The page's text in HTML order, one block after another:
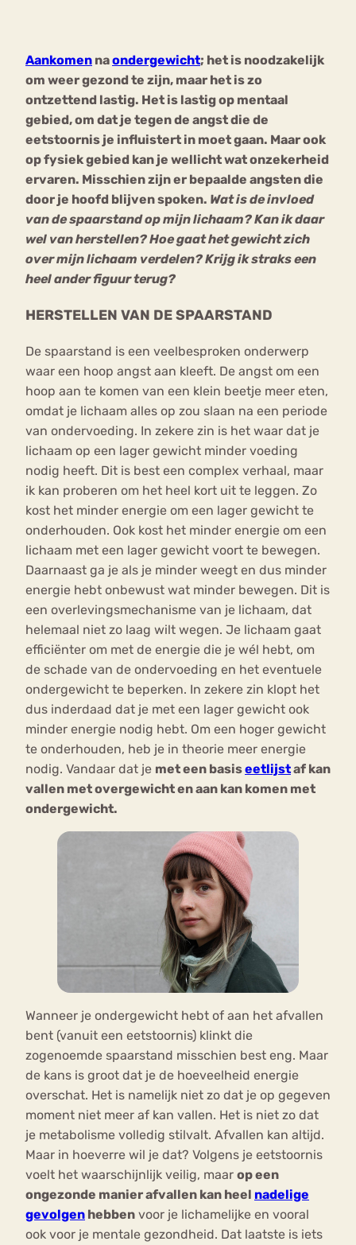
Aankomen naondergewicht; het is noodzakelijk
om weer gezond te zijn, maar het is zo
ontzettend lastig. Het is lastig op mentaal
gebied, om dat je tegen de angst die de
eetstoornis je influistert in moet gaan. Maar ook
op fysiek gebied kan je wellicht wat onzekerheid
ervaren. Misschien zijn er bepaalde angsten die
door je hoofd blijven spoken. Wat is de invloed
van de spaarstand op mijn lichaam? Kan ik daar
wel van herstellen? Hoe gaat het gewicht zich
over mijn lichaam verdelen? Krijg ik straks een
heel ander figuur terug?
HERSTELLEN VAN DE SPAARSTAND
De spaarstand is een veelbesproken onderwerp
waar een hoop angst aan kleeft. De angst om een
hoop aan te komen van een klein beetje meer eten,
omdat je lichaam alles op zou slaan na een periode
van ondervoeding. In zekere zin is het waar dat je
lichaam op een lager gewicht minder voeding
nodig heeft. Dit is best een complex verhaal, maar
ik kan proberen om het heel kort uit te leggen. Zo
kost het minder energie om een lager gewicht te
onderhouden. Ook kost het minder energie om een
lichaam met een lager gewicht voort te bewegen.
Daarnaast ga je als je minder weegt en dus minder
energie hebt onbewust wat minder bewegen. Dit is
een overlevingsmechanisme van je lichaam, dat
helemaal niet zo laag wilt wegen. Je lichaam gaat
efficiënter om met de energie die je wél hebt, om
de schade van de ondervoeding en het eventuele
ondergewicht te beperken. In zekere zin klopt het
dus inderdaad dat je met een lager gewicht ook
minder energie nodig hebt. Om een hoger gewicht
te onderhouden, heb je in theorie meer energie
nodig. Vandaar dat je met een basiseetlijstaf kan
vallen met overgewicht en aan kan komen met
ondergewicht.
Wanneer je ondergewicht hebt of aan het afvallen
bent (vanuit een eetstoornis) klinkt die
zogenoemde spaarstand misschien best eng. Maar
de kans is groot dat je de hoeveelheid energie
overschat. Het is namelijk niet zo dat je op gegeven
moment niet meer af kan vallen. Het is niet zo dat
je metabolisme volledig stilvalt. Afvallen kan altijd.
Maar in hoeverre wil je dat? Volgens je eetstoornis
voelt het waarschijnlijk veilig, maar op een
ongezonde manier afvallen kan heel nadelige
gevolgen hebben voor je lichamelijke en vooral
ook voor je mentale gezondheid. Dat laatste is iets
Chat
Forum
mia
Nerv
osa
Eetstoornis Anorexia Nervosa
Eetbuien Piekeren Sport
Trauma
Orthorexia
Afvallen Angst